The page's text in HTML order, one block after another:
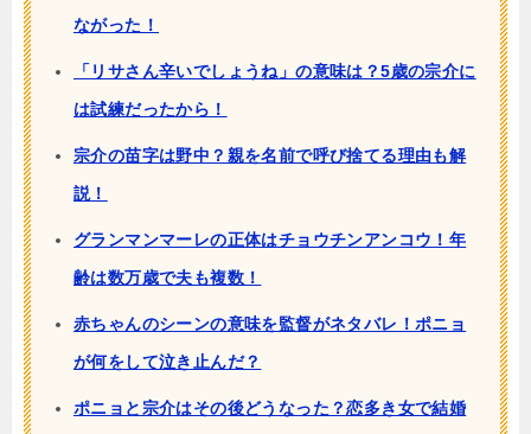
ながった！
「リサさん辛いでしょうね」の意味は？5歳の宗介に
は試練だったから！
宗介の苗字は野中？親を名前で呼び捨てる理由も解
説！
グランマンマーレの正体はチョウチンアンコウ！年
齢は数万歳で夫も複数！
赤ちゃんのシーンの意味を監督がネタバレ！ポニョ
が何をして泣き止んだ？
ポニョと宗介はその後どうなった？恋多き女で結婚